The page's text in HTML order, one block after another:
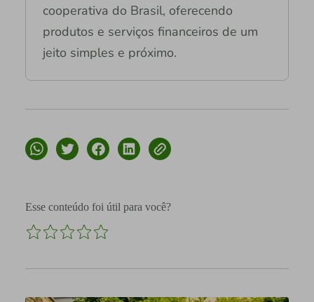
cooperativa do Brasil, oferecendo
produtos e serviços financeiros de um
jeito simples e próximo.
Esse conteúdo foi útil para você?